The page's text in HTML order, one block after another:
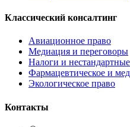
Классический консалтинг
Авиационное право
Медиация и переговоры
Налоги и
Фармацевтическое и
Экологическое право
Контакты